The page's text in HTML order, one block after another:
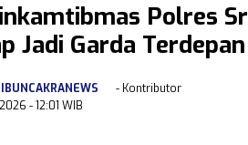
Polres
Jadi Garda
- Kontributor
- 12:01 WIB